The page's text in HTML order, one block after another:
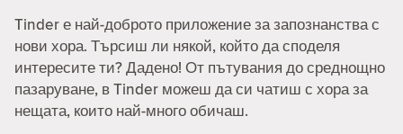
Tinder е най-доброто приложение за запознанства с
нови хора. Търсиш ли някой, който да споделя
интересите ти? Дадено! От пътувания до среднощно
пазаруване, в Tinder можеш да си чатиш с хора за
нещата, които най-много обичаш.